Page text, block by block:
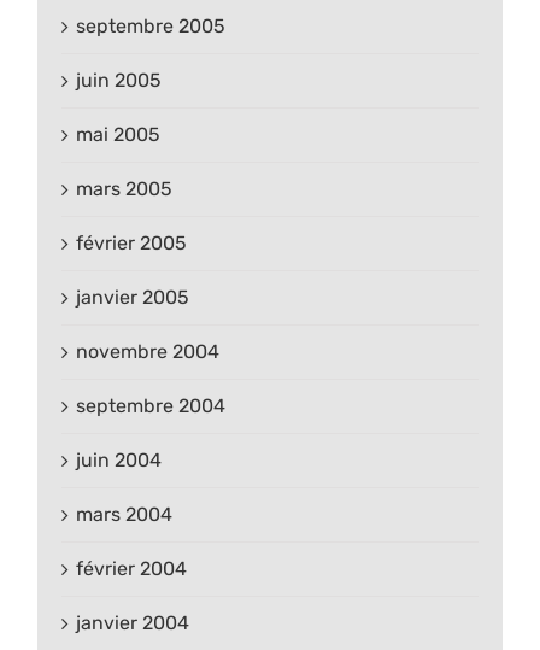
septembre 2005
juin 2005
mai 2005
mars 2005
février 2005
janvier 2005
novembre 2004
septembre 2004
juin 2004
mars 2004
février 2004
janvier 2004